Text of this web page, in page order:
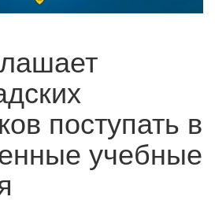
поступать в
учебные